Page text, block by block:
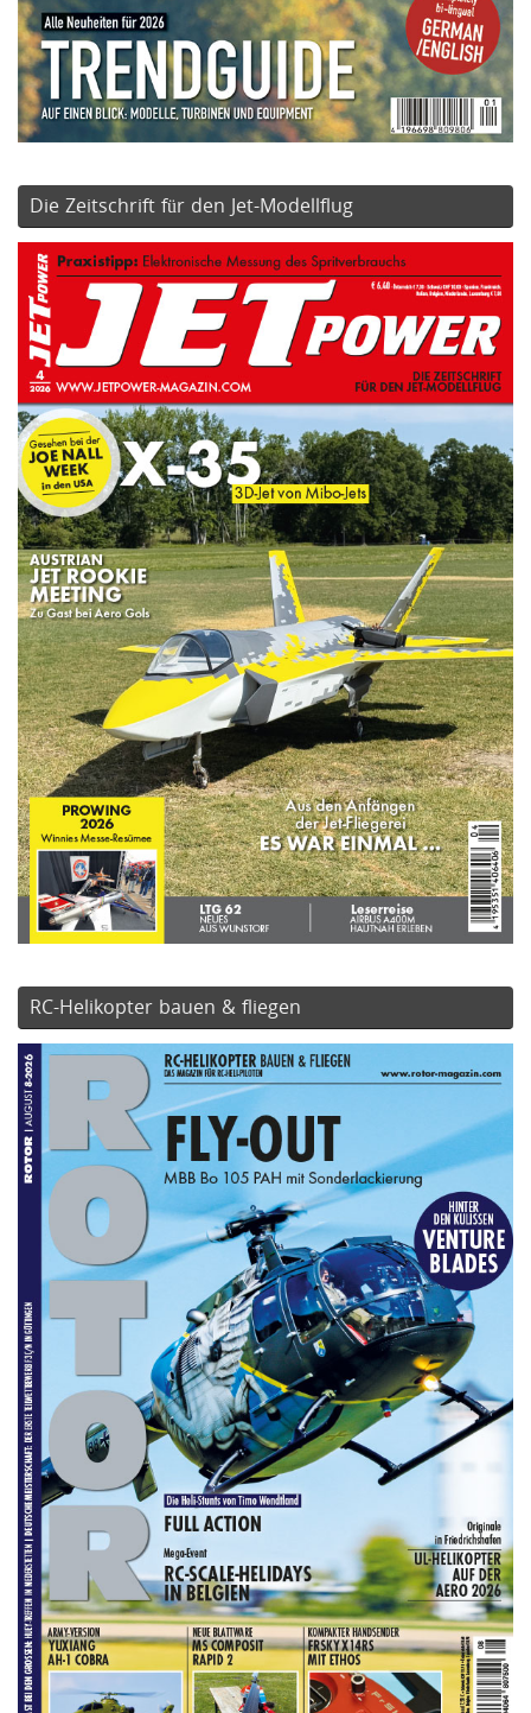
Die Zeitschrift für den Jet-Modellflug
RC-Helikopter bauen & fliegen